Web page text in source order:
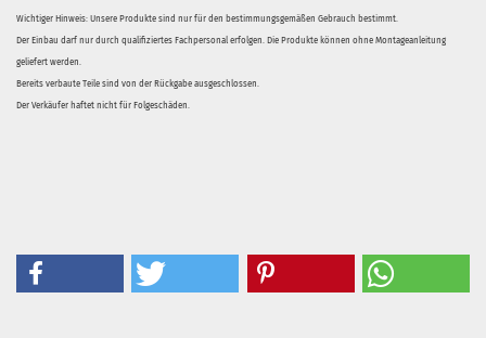
Wichtiger Hinweis: Unsere Produkte sind nur für den bestimmungsgemäßen Gebrauch bestimmt.
Der Einbau darf nur durch qualifiziertes Fachpersonal erfolgen. Die Produkte können ohne Montageanleitung
geliefert werden.
Bereits verbaute Teile sind von der Rückgabe ausgeschlossen.
Der Verkäufer haftet nicht für Folgeschäden.